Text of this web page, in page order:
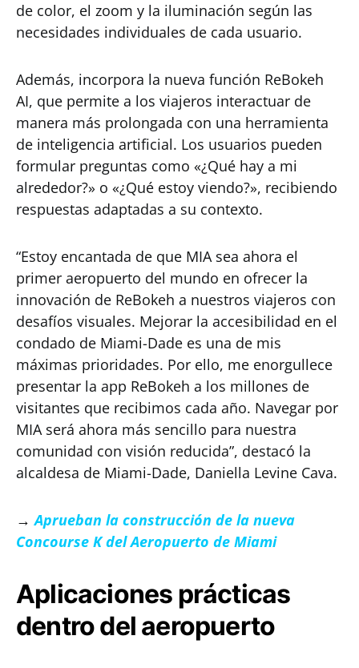
de color, el zoom y la iluminación según las
necesidades individuales de cada usuario.
Además, incorpora la nueva función ReBokeh
AI, que permite a los viajeros interactuar de
manera más prolongada con una herramienta
de inteligencia artificial. Los usuarios pueden
formular preguntas como «¿Qué hay a mi
alrededor?» o «¿Qué estoy viendo?», recibiendo
respuestas adaptadas a su contexto.
“Estoy encantada de que MIA sea ahora el
primer aeropuerto del mundo en ofrecer la
innovación de ReBokeh a nuestros viajeros con
desafíos visuales. Mejorar la accesibilidad en el
condado de Miami-Dade es una de mis
máximas prioridades. Por ello, me enorgullece
presentar la app ReBokeh a los millones de
visitantes que recibimos cada año. Navegar por
MIA será ahora más sencillo para nuestra
comunidad con visión reducida”, destacó la
alcaldesa de Miami-Dade, Daniella Levine Cava.
→Aprueban la construcción de la nueva
Concourse K del Aeropuerto de Miami
Aplicaciones prácticas
dentro del aeropuerto